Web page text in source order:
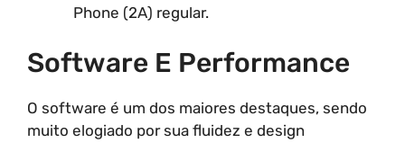
Phone (2A) regular.
Software E Performance
O software é um dos maiores destaques, sendo
muito elogiado por sua fluidez e design